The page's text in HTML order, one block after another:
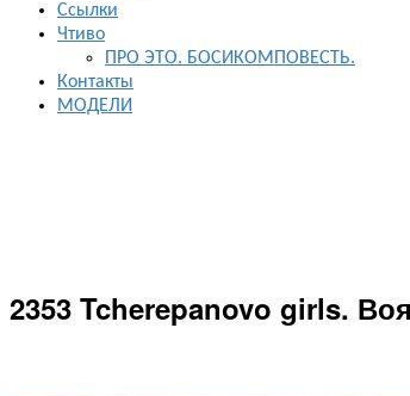
Ссылки
Чтиво
ПРО ЭТО. БОСИКОМПОВЕСТЬ.
Контакты
МОДЕЛИ
2353 Tcherepanovo girls.